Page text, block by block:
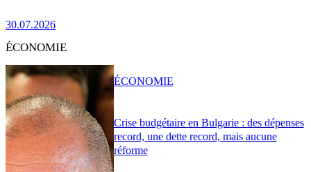
30.07.2026
ÉCONOMIE
Crise budgétaire en Bulgarie : des dépenses
record, une dette record, mais aucune
réforme
ÉCONOMIE